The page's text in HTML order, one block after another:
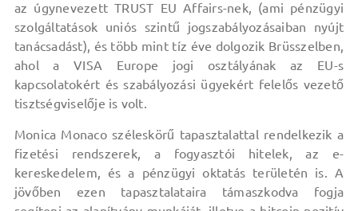
az úgynevezett TRUST EU Affairs-nek, (ami pénzügyi
szolgáltatások uniós szintű jogszabályozásaiban nyújt
tanácsadást), és több mint tíz éve dolgozik Brüsszelben,
ahol a VISA Europe jogi osztályának az EU-s
kapcsolatokért és szabályozási ügyekért felelős vezető
tisztségviselője is volt.
Monica Monaco széleskörű tapasztalattal rendelkezik a
fizetési rendszerek, a fogyasztói hitelek, az e-
kereskedelem, és a pénzügyi oktatás területén is. A
jövőben ezen tapasztalataira támaszkodva fogja